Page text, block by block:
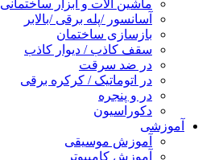
ماشین آلات و ابزار ساختمانی
آسانسور /پله برقی /بالابر
بازسازی ساختمان
سقف کاذب / دیوار کاذب
در ضد سرقت
در اتوماتیک / کرکره برقی
در و پنجره
دکوراسیون
آموزشی
آموزش موسیقی
آموزش کامپیوتر